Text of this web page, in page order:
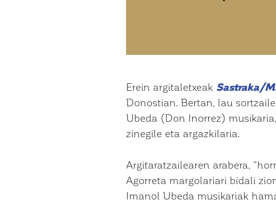
Erein argitaletxeak Sastraka/
Donostian. Bertan, lau
Ubeda (Don Inorrez)
zinegile eta argazkilaria.
Argitaratzailearen arabera,
Agorreta margolariari bidali
Imanol Ubeda musikariak